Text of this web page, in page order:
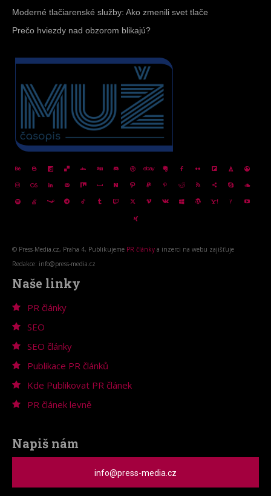
Moderné tlačiarenské služby: Ako zmenili svet tlače
Prečo hviezdy nad obzorom blikajú?
© Press-Media.cz, Praha 4, Publikujeme PR články a inzerci na webu zajišťuje
Redakce: info@press-media.cz
Naše linky
PR články
SEO
SEO články
Publikace PR článků
Kde Publikovat PR článek
PR článek levně
Napiš nám
info@press-media.cz